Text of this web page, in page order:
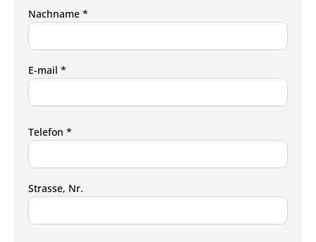
Nachname *
E-mail *
Telefon *
Strasse, Nr.